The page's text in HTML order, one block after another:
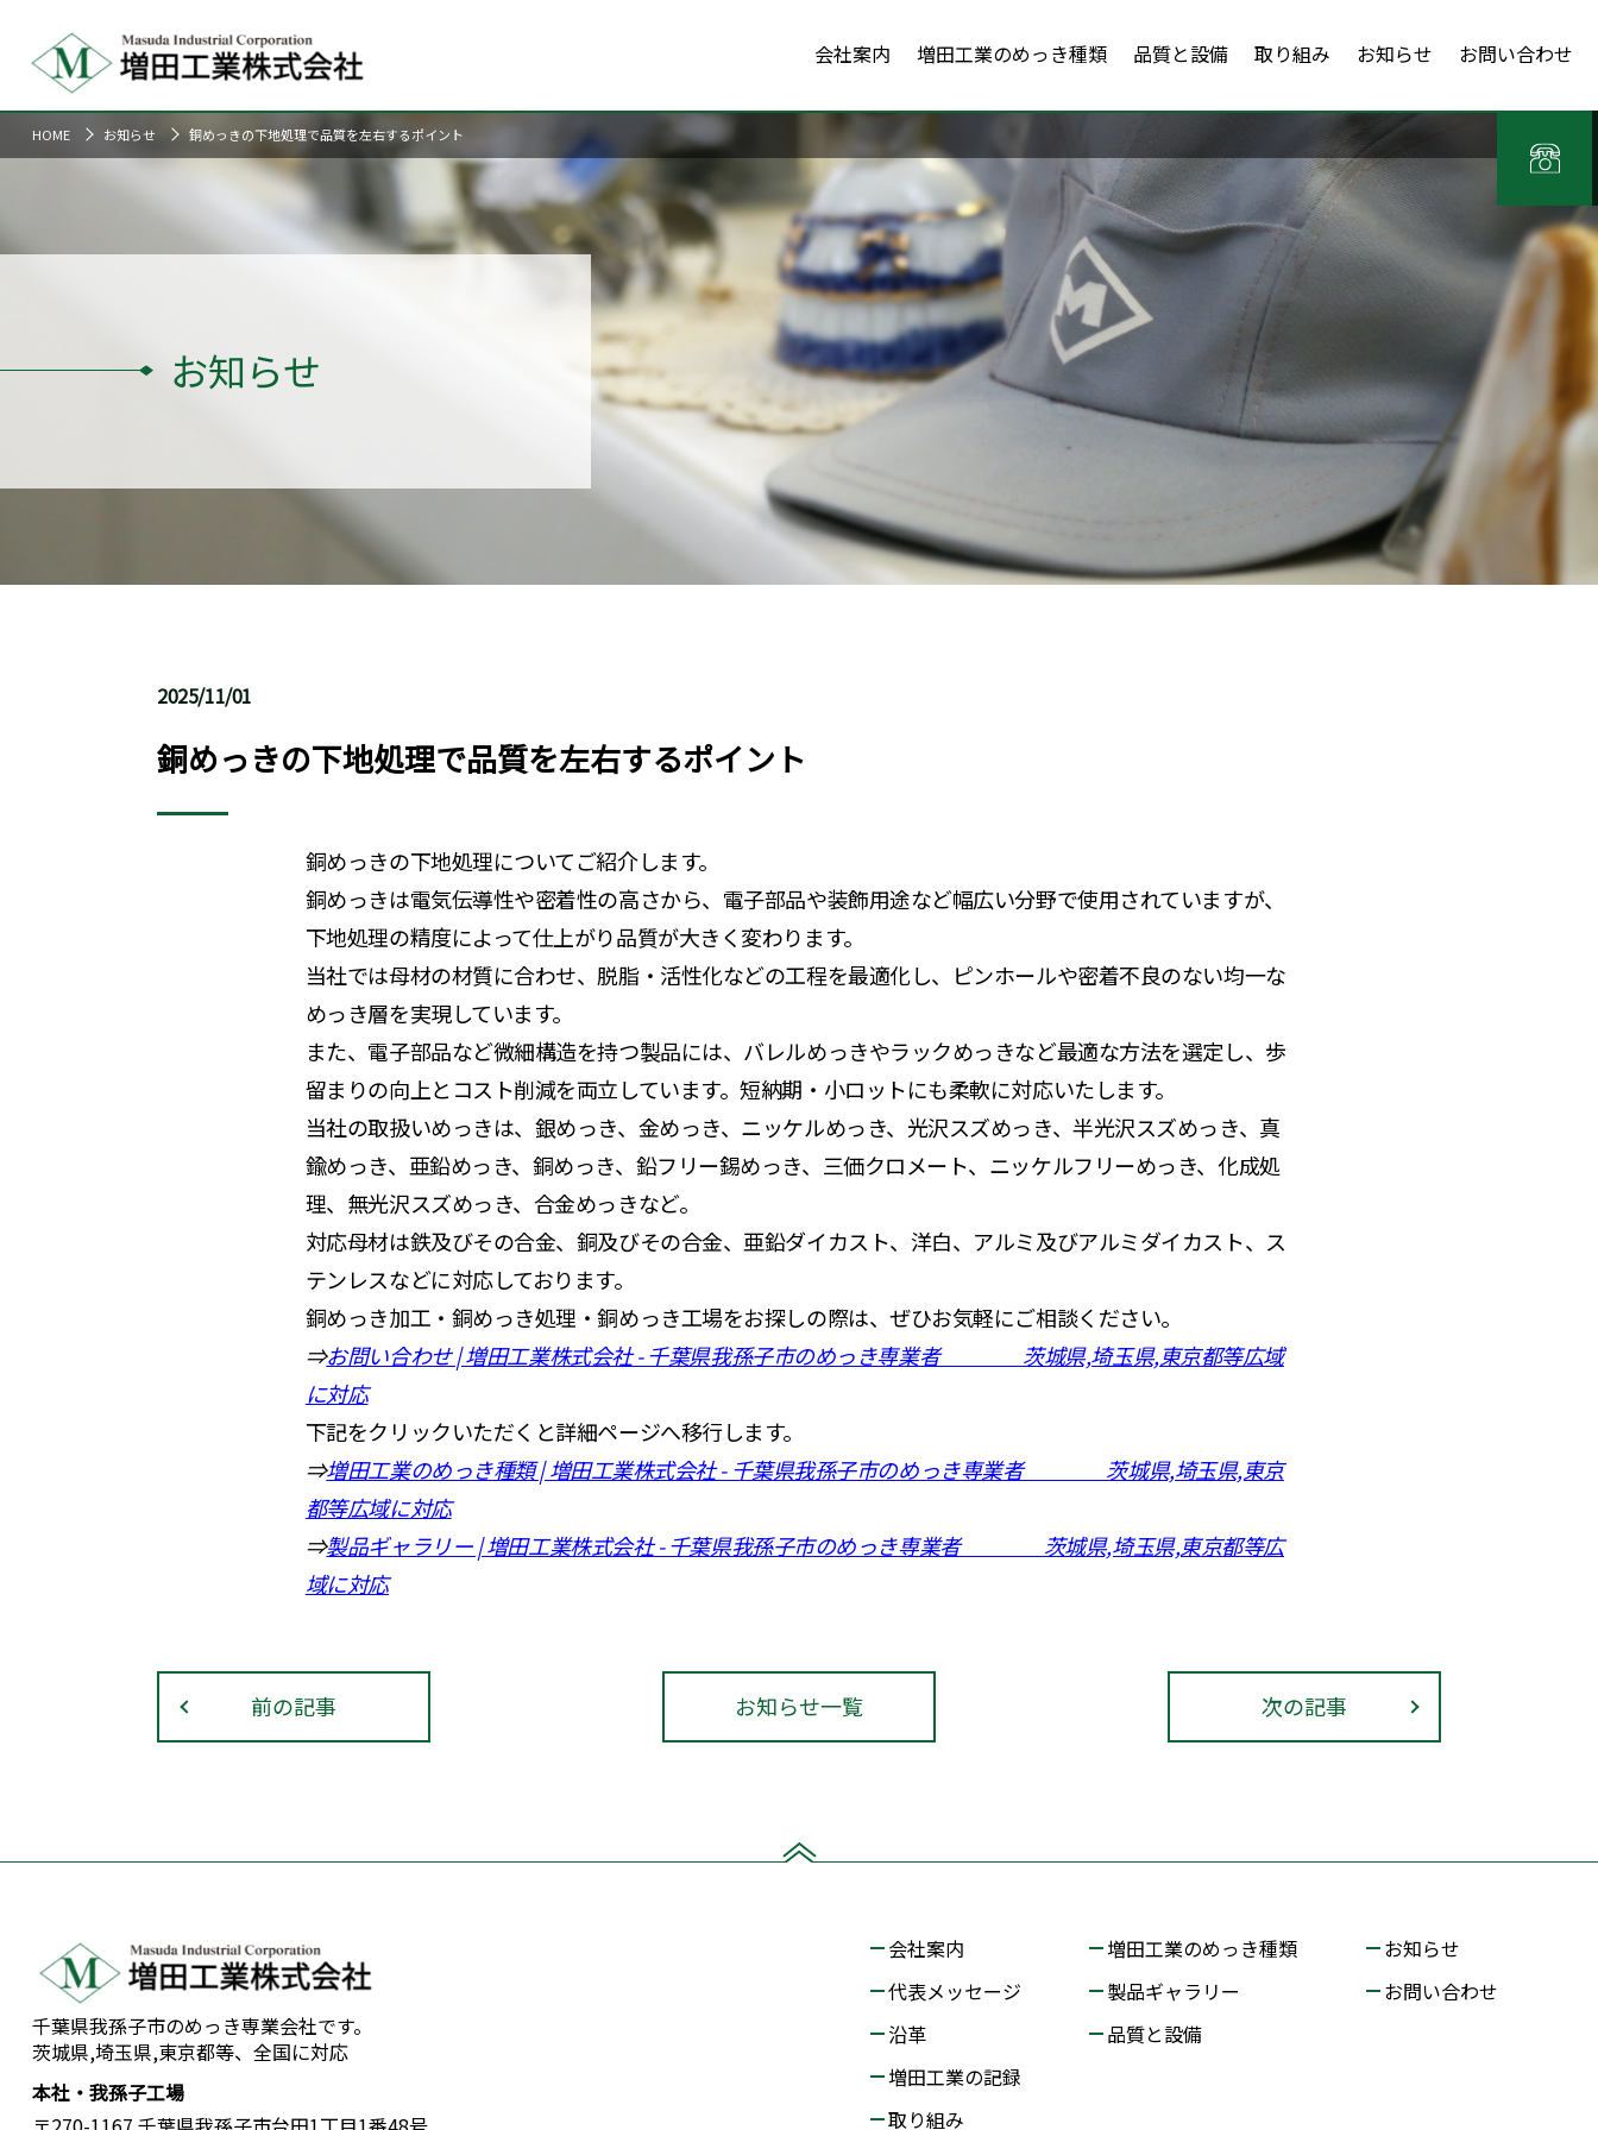
会社案内 増田工業のめっき種類 品質と設備 取り組み お知らせ お問い合わせ
HOME お知らせ 銅めっきの下地処理で品質を左右するポイント
お知らせ
2025/11/01
銅めっきの下地処理で品質を左右するポイント
銅めっきの下地処理についてご紹介します。
銅めっきは電気伝導性や密着性の高さから、電子部品や装飾用途など幅広い分野で使用されていますが、
下地処理の精度によって仕上がり品質が大きく変わります。
当社では母材の材質に合わせ、脱脂・活性化などの工程を最適化し、ピンホールや密着不良のない均一な
めっき層を実現しています。
また、電子部品など微細構造を持つ製品には、バレルめっきやラックめっきなど最適な方法を選定し、歩
留まりの向上とコスト削減を両立しています。短納期・小ロットにも柔軟に対応いたします。
当社の取扱いめっきは、銀めっき、金めっき、ニッケルめっき、光沢スズめっき、半光沢スズめっき、真
鍮めっき、亜鉛めっき、銅めっき、鉛フリー錫めっき、三価クロメート、ニッケルフリーめっき、化成処
理、無光沢スズめっき、合金めっきなど。
対応母材は鉄及びその合金、銅及びその合金、亜鉛ダイカスト、洋白、アルミ及びアルミダイカスト、ス
テンレスなどに対応しております。
銅めっき加工・銅めっき処理・銅めっき工場をお探しの際は、ぜひお気軽にご相談ください。
⇒お問い合わせ | 増田工業株式会社 - 千葉県我孫子市のめっき専業者 茨城県,埼玉県,東京都等広域
に対応
下記をクリックいただくと詳細ページへ移行します。
⇒増田工業のめっき種類 | 増田工業株式会社 - 千葉県我孫子市のめっき専業者 茨城県,埼玉県,東京
都等広域に対応
⇒製品ギャラリー | 増田工業株式会社 - 千葉県我孫子市のめっき専業者 茨城県,埼玉県,東京都等広
域に対応
前の記事 お知らせ一覧 次の記事
千葉県我孫子市のめっき専業会社です。
茨城県,埼玉県,東京都等、全国に対応
本社・我孫子工場
会社案内
代表メッセージ
沿革
増田工業の記録
取り組み
増田工業のめっき種類
製品ギャラリー
品質と設備
お知らせ
お問い合わせ